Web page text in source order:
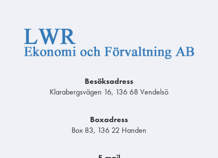
Besöksadress
Klarabergsvägen 16, 136 68 Vendelsö
Boxadress
Box 83, 136 22 Handen